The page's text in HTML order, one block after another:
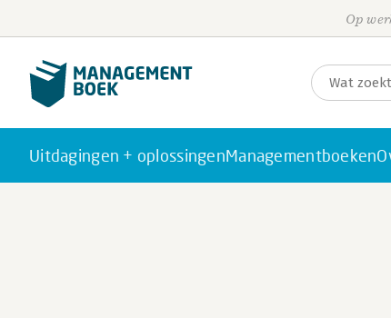
Op
Uitdagingen + oplossingenManagementboeken